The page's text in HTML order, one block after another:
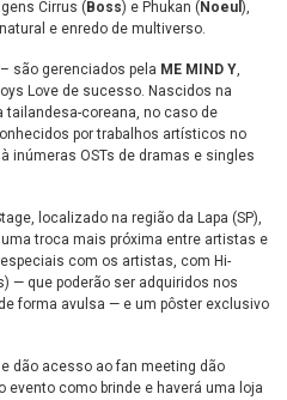
Cirrus ( Boss) e Phukan ( Noeul ),
e enredo de multiverso.
são gerenciados pela ME MIND Y,
Love de sucesso. Nascidos na
coreana, no caso de
por trabalhos artísticos no
inúmeras OSTs de dramas e singles
localizado na região da Lapa (SP),
troca mais próxima entre artistas e
com os artistas, com Hi-
— que poderão ser adquiridos nos
forma avulsa — e um pôster exclusivo
dão acesso ao fan meeting dão
evento como brinde e haverá uma loja